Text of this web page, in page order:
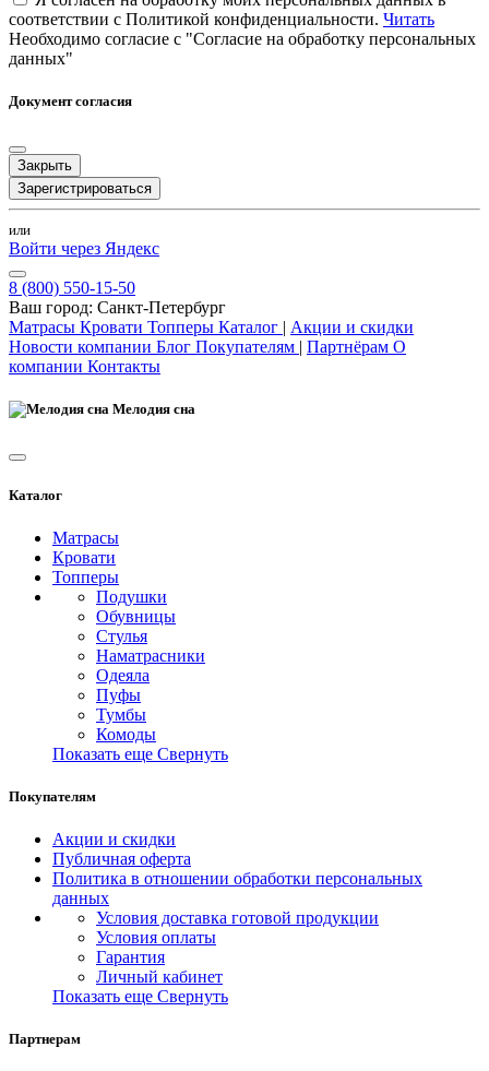
соответствии с Политикой конфиденциальности. Читать
Необходимо согласие с "Согласие на обработку персональных
данных"
Документ согласия
Закрыть
Зарегистрироваться
или
Войти через Яндекс
8 (800) 550-15-50
Ваш город: Санкт-Петербург
Матрасы Кровати Топперы Каталог | Акции и скидки
Новости компании Блог Покупателям | Партнёрам О
компании Контакты
Мелодия сна
Каталог
Матрасы
Кровати
Топперы
Подушки
Обувницы
Стулья
Наматрасники
Одеяла
Пуфы
Тумбы
Комоды
Показать еще Свернуть
Покупателям
Акции и скидки
Публичная оферта
Политика в отношении обработки персональных
данных
Условия доставка готовой продукции
Условия оплаты
Гарантия
Личный кабинет
Показать еще Свернуть
Партнерам